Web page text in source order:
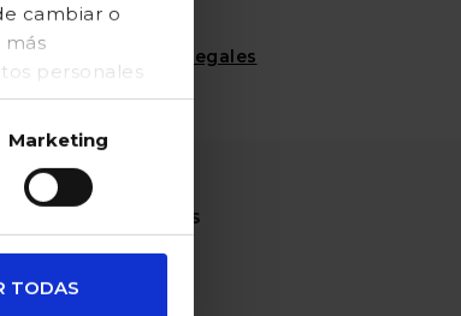
cambiar o
personales
Marketing
TODAS
las condiciones legales
SOLIDARIAS
Pelones